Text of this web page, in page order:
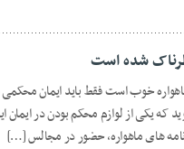
شده است
خوب است فقط باید ایمان
که یکی از لوازم محکم بودن در
های ماهواره، حضور در مجالس […]